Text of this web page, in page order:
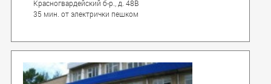
Красногвардейский б-р., д. 48В
35 мин. от электрички пешком